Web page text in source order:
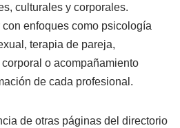
culturales y corporales.
enfoques como psicología
terapia de pareja,
o acompañamiento
de cada profesional.
de otras páginas del directorio